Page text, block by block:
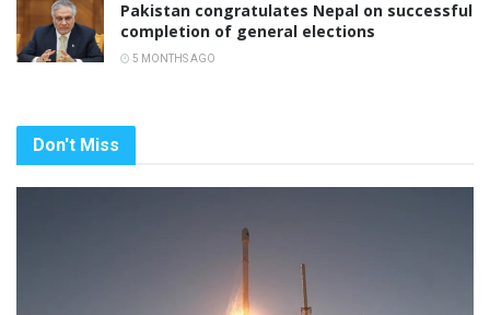
Pakistan congratulates Nepal on successful
completion of general elections
5 MONTHS AGO
Don't Miss